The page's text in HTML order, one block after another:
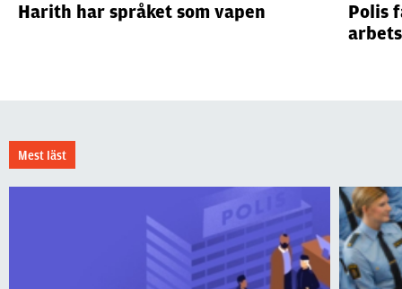
Harith har språket som vapen
Polis
Mest läst